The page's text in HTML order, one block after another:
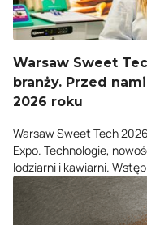
Warsaw Sweet
branży. Przed
2026 roku
Warsaw Sweet Tech
Expo. Technologie,
lodziarni i kawiarni.